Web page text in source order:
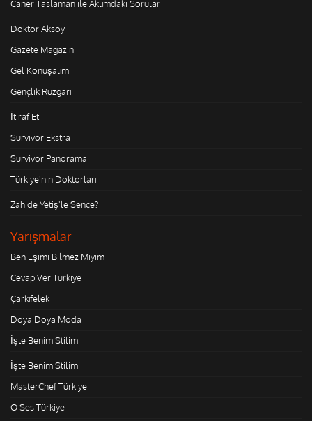
Caner Taslaman ile Aklımdaki Sorular
Doktor Aksoy
Gazete Magazin
Gel Konuşalım
Gençlik Rüzgarı
İtiraf Et
Survivor Ekstra
Survivor Panorama
Türkiye'nin Doktorları
Zahide Yetiş'le Sence?
Yarışmalar
Ben Eşimi Bilmez Miyim
Cevap Ver Türkiye
Çarkıfelek
Doya Doya Moda
İşte Benim Stilim
İşte Benim Stilim
MasterChef Türkiye
O Ses Türkiye